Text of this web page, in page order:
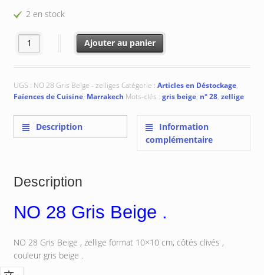
2 en stock
quantité de NO 28 Gris Belge : 10x10 cm
Ajouter au panier
UGS : NO 28 Gris Belge - zelliges Catégorie : Articles en Déstockage,
Faïences de Cuisine, Marrakech Mots-clés : gris beige, n° 28, zellige
Description
Information
complémentaire
Description
NO 28 Gris Beige .
NO 28 Gris Beige , zellige format 10×10 cm, côtés clivés ,
couleur gris beige .